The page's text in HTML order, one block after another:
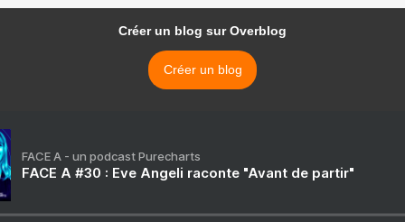
Créer un blog sur Overblog
Créer un blog
FACE A - un podcast Purecharts
FACE A #30 : Eve Angeli raconte "Avant de partir"